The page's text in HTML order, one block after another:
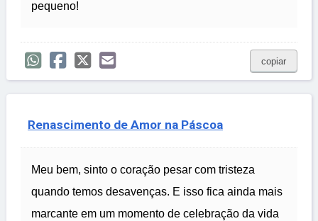
pequeno!
copiar
Renascimento de Amor na Páscoa
Meu bem, sinto o coração pesar com tristeza
quando temos desavenças. E isso fica ainda mais
marcante em um momento de celebração da vida